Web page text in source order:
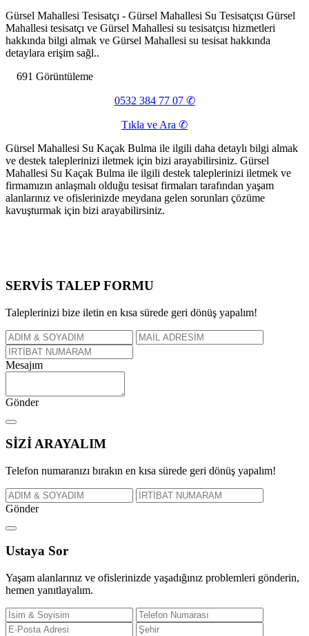
Gürsel Mahallesi Tesisatçı - Gürsel Mahallesi Su Tesisatçısı Gürsel
Mahallesi tesisatçı ve Gürsel Mahallesi su tesisatçısı hizmetleri
hakkında bilgi almak ve Gürsel Mahallesi su tesisat hakkında
detaylara erişim sağl..
691 Görüntüleme
0532 384 77 07 ✆
Tıkla ve Ara ✆
Gürsel Mahallesi Su Kaçak Bulma ile ilgili daha detaylı bilgi almak
ve destek taleplerinizi iletmek için bizi arayabilirsiniz. Gürsel
Mahallesi Su Kaçak Bulma ile ilgili destek taleplerinizi iletmek ve
firmamızın anlaşmalı olduğu tesisat firmaları tarafından yaşam
alanlarınız ve ofislerinizde meydana gelen sorunları çözüme
kavuşturmak için bizi arayabilirsiniz.
SERVİS TALEP FORMU
Taleplerinizi bize iletin en kısa sürede geri dönüş yapalım!
Mesajım
Gönder
SİZİARAYALIM
Telefon numaranızı bırakın en kısa sürede geri dönüş yapalım!
Gönder
Ustaya Sor
Yaşam alanlarınız ve ofislerinizde yaşadığınız problemleri gönderin,
hemen yanıtlayalım.